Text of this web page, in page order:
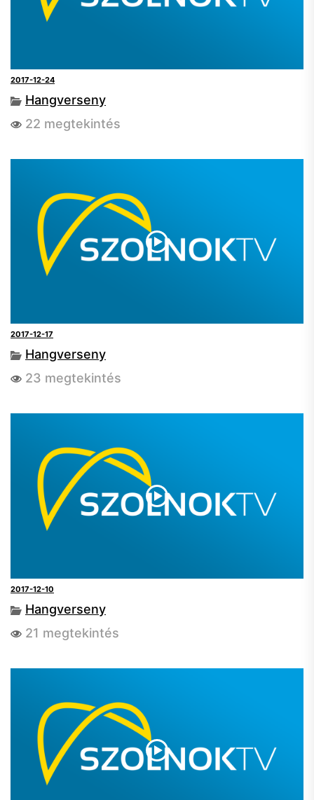
2017-12-24
Hangverseny
22 megtekintés
2017-12-17
Hangverseny
23 megtekintés
2017-12-10
Hangverseny
21 megtekintés